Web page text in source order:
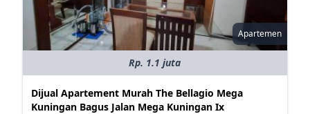
Apartemen
Rp. 1.1 juta
Dijual Apartement Murah The Bellagio Mega
Kuningan Bagus Jalan Mega Kuningan Ix